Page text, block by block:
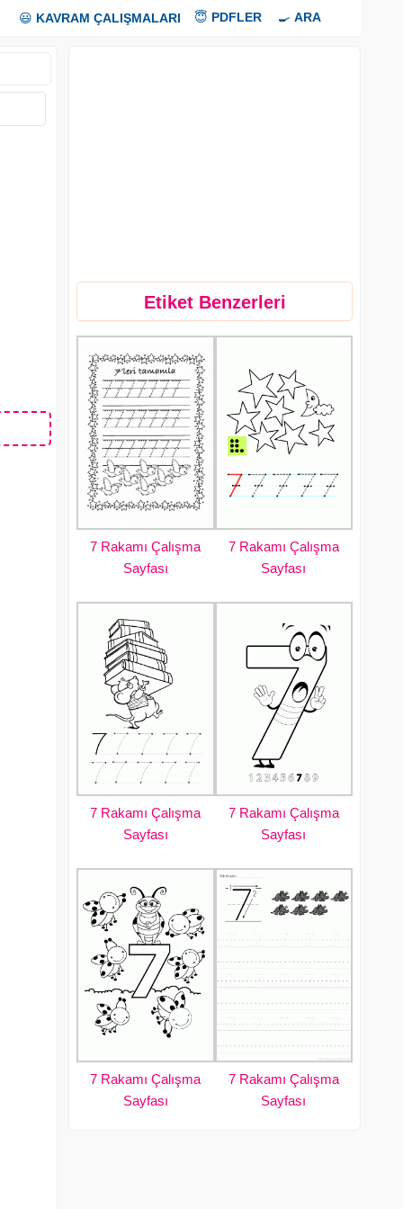
😃 KAVRAM ÇALIŞMALARI 😇 PDFLER 🍳 ARA
Etiket Benzerleri
7 Rakamı Çalışma
Sayfası
7 Rakamı Çalışma
Sayfası
7 Rakamı Çalışma
Sayfası
7 Rakamı Çalışma
Sayfası
7 Rakamı Çalışma
Sayfası
7 Rakamı Çalışma
Sayfası